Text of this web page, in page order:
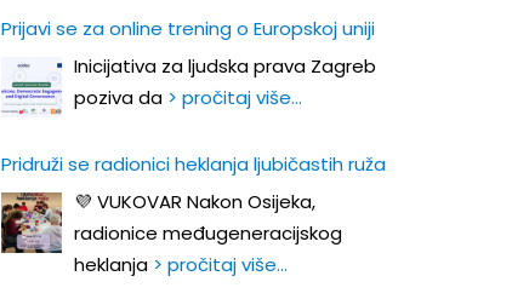
Prijavi se za online trening o Europskoj uniji
Inicijativa za ljudska prava Zagreb
poziva da > pročitaj više…
Pridruži se radionici heklanja ljubičastih ruža
💜 VUKOVAR Nakon Osijeka,
radionice međugeneracijskog
heklanja > pročitaj više…